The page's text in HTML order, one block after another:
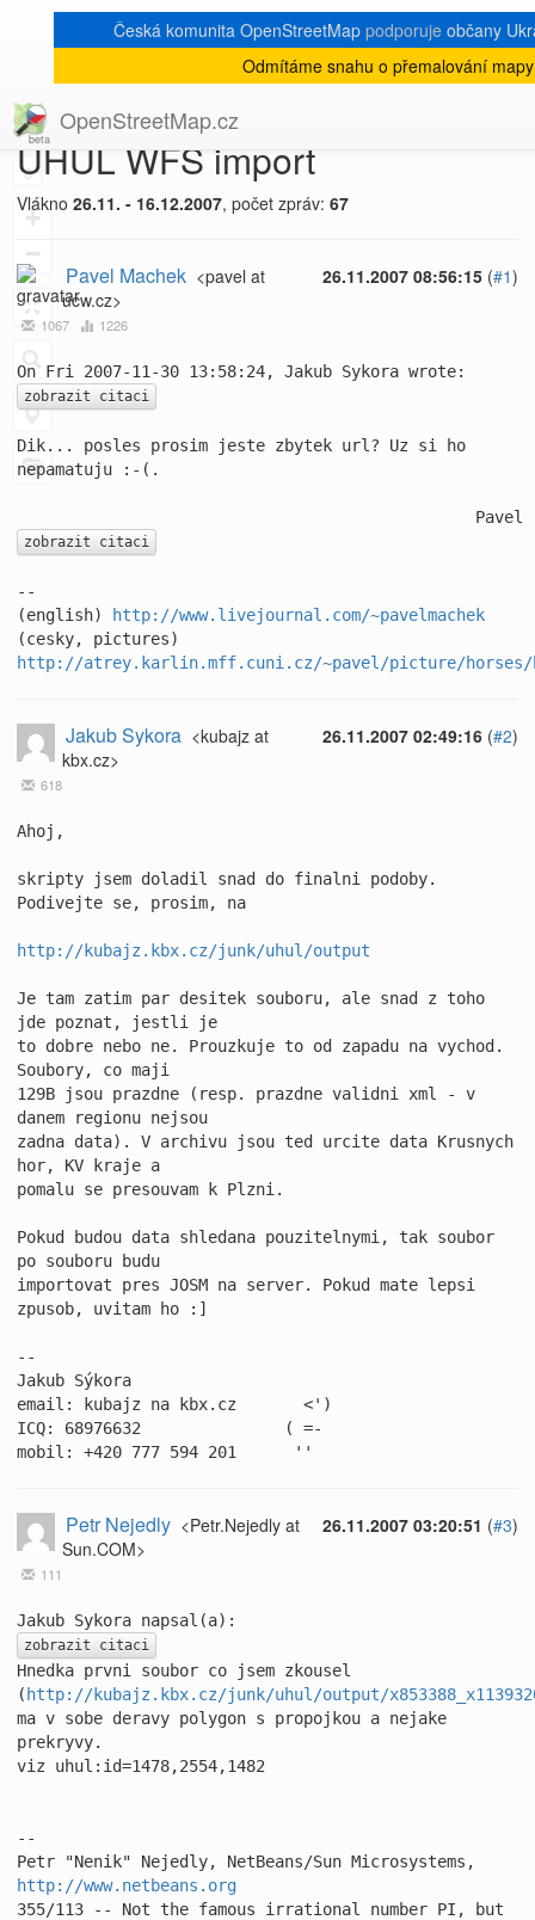
Česká komunita OpenStreetMap podporuje občany
Odmítáme snahu o přemalování
OpenStreetMap.cz
8
+
−
« zpět na výpis měsíce
[Talk-cz]
UHUL WFS import
Vlákno 26.11. - 16.12.2007, počet zpráv: 67
26.11.2007 08:56:15 (#1)
Pavel Machek <pavel at
ucw.cz>
1067 1226
zobrazit citaci
Dik... posles prosim jeste zbytek url? Uz si ho
nepamatuju :-(.
zobrazit citaci
--
(english)
http://www.livejournal.com/~pavelmachek
http://atrey.karlin.mff.cuni.cz/~pavel/picture/horses/
26.11.2007 02:49:16 (#2)
Jakub Sykora <kubajz at
kbx.cz>
618
Ahoj,
skripty jsem doladil snad do finalni podoby.
Podivejte se, prosim, na
http://kubajz.kbx.cz/junk/uhul/output
Je tam zatim par desitek souboru, ale snad z toho
jde poznat, jestli je
to dobre nebo ne. Prouzkuje to od zapadu na vychod.
Soubory, co maji
129B jsou prazdne (resp. prazdne validni xml - v
danem regionu nejsou
zadna data). V archivu jsou ted urcite data Krusnych
hor, KV kraje a
pomalu se presouvam k Plzni.
Pokud budou data shledana pouzitelnymi, tak soubor
po souboru budu
importovat pres JOSM na server. Pokud mate lepsi
zpusob, uvitam ho :]
--
Jakub Sýkora
email: kubajz na kbx.cz       <')
ICQ: 68976632               ( =-
mobil: +420 777 594 201      ''
26.11.2007 03:20:51 (#3)
Petr Nejedly <Petr.Nejedly at
Sun.COM>
111
zobrazit citaci
Hnedka prvni soubor co jsem zkousel
( http://kubajz.kbx.cz/junk/uhul/output/
ma v sobe deravy polygon s propojkou a nejake
prekryvy.
viz uhul:id=1478,2554,1482
--
http://www.netbeans.org
355/113 -- Not the famous irrational number PI, but